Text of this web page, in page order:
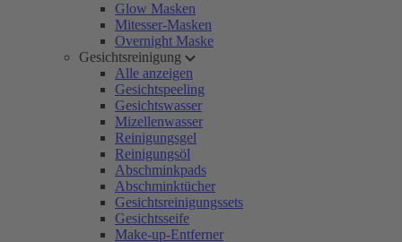
Glow Masken
Mitesser-Masken
Overnight Maske
Gesichtsreinigung
Alle anzeigen
Gesichtspeeling
Gesichtswasser
Mizellenwasser
Reinigungsgel
Reinigungsöl
Abschminkpads
Abschminktücher
Gesichtsreinigungssets
Gesichtsseife
Make-up-Entferner